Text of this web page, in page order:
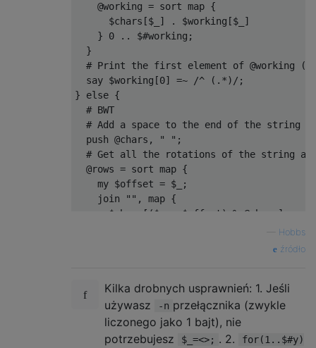
    @working = sort map {
      $chars[$_] . $working[$_]
    } 0 .. $#working;
  }
# Print the first element of @working
  say $working[0] =~ /^ (.*)/;
} else {
  # BWT
  # Add a space to the end of the string
  push @chars, " ";
# Get all the rotations of the string
  @rows = sort map {
    my $offset = $_;
    join "", map {
      $chars[($_ + $offset) % @chars]
  say map /(.)$/, @rows;
Hobbs
źródło
Kilka drobnych usprawnień: 1. Jeśli
używasz
-n przełącznika (zwykle
liczonego jako 1 bajt), nie
potrzebujesz
$_=<>; . 2.
for(1..$#y)